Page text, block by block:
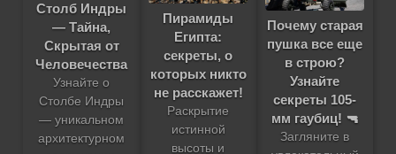
Столб Индры
— Тайна,
Скрытая от
Человечества
Узнайте о
Столбе Индры
— уникальном
архитектурном
Пирамиды
Египта:
секреты, о
которых никто
не расскажет!
Раскрытие
истинной
высоты и
Почему старая
пушка все еще
в строю?
Узнайте
секреты 105-
мм гаубиц! 🔫
Загляните в